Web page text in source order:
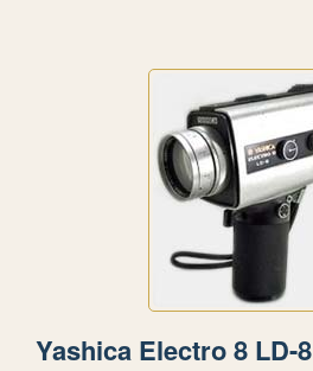
Yashica Electro 8 LD-8